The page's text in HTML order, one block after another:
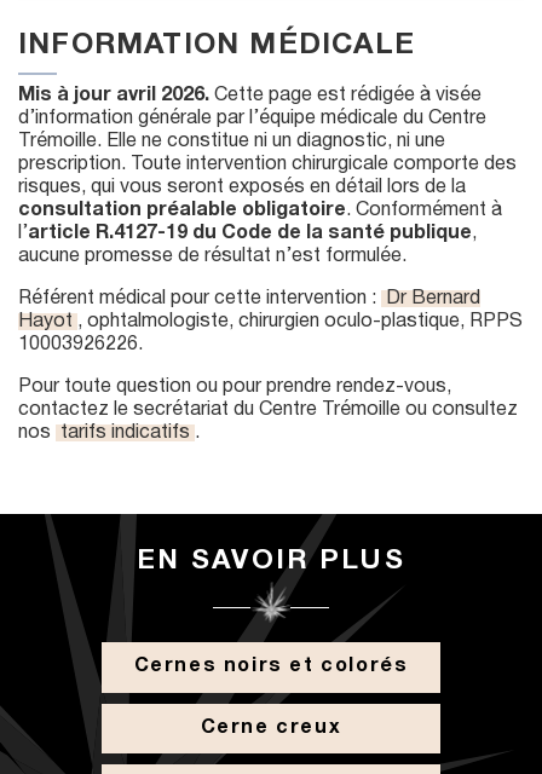
INFORMATION MÉDICALE
Mis à jour avril 2026. Cette page est rédigée à visée
d’information générale par l’équipe médicale du Centre
Trémoille. Elle ne constitue ni un diagnostic, ni une
prescription. Toute intervention chirurgicale comporte des
risques, qui vous seront exposés en détail lors de la
consultation préalable obligatoire. Conformément à
l’ article R.4127-19 du Code de la santé publique,
aucune promesse de résultat n’est formulée.
Référent médical pour cette intervention :
Dr Bernard
Hayot , ophtalmologiste, chirurgien oculo-plastique, RPPS
10003926226.
Pour toute question ou pour prendre rendez-vous,
contactez le secrétariat du Centre Trémoille ou consultez
nos
tarifs indicatifs .
EN SAVOIR PLUS
Cernes noirs et colorés
Cerne creux